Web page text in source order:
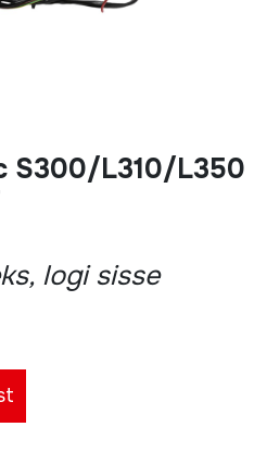
S300/L310/L350
logi sisse